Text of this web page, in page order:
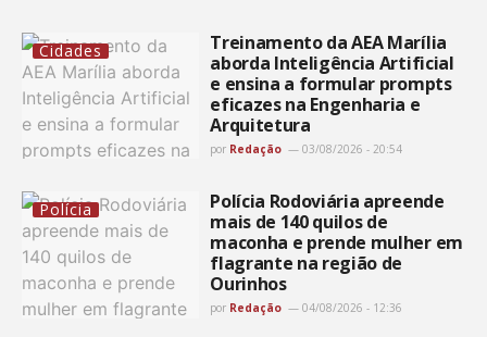
Cidades
Treinamento da AEA Marília
aborda Inteligência Artificial
e ensina a formular prompts
eficazes na Engenharia e
Arquitetura
por Redação 03/08/2026 - 20:54
Polícia
Polícia Rodoviária apreende
mais de 140 quilos de
maconha e prende mulher em
flagrante na região de
Ourinhos
por Redação 04/08/2026 - 12:36